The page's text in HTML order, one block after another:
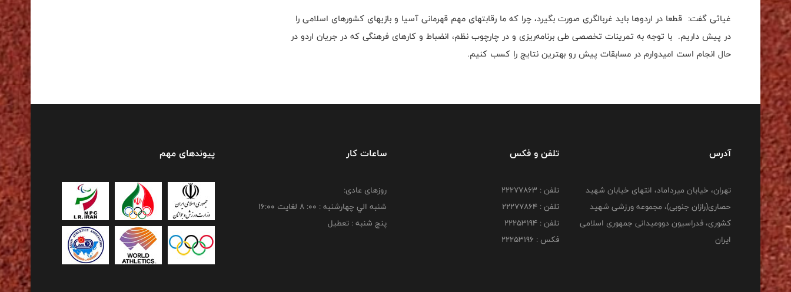
غیاثی گفت: قطعا در اردوها باید غربالگری صورت بگیرد، چرا که ما رقابتهای مهم قهرمانی آسیا و بازیهای کشور‌های اسلامی را
در پیش داریم. با توجه به تمرینات تخصصی طی برنامه‌ریزی و در چارچوب نظم، انضباط و کارهای فرهنگی که در جریان اردو در
حال انجام است امیدوارم در مسابقات پیش رو بهترین نتایج را کسب کنیم.
آدرس
تهران، خیابان میرداماد، انتهای خیابان شهید
حصاری(رازان جنوبی)، مجموعه ورزشی شهید
کشوری، فدراسیون دوومیدانی جمهوری اسلامی
ایران
تلفن و فکس
تلفن : 22277863
تلفن : 22277864
تلفن : 22253194
فکس : 22253196
ساعات کار
روزهای عادی:
شنبه الي چهارشنبه : 00: 8 لغايت 16:00
پنج شنبه : تعطیل
پیوندهای مهم